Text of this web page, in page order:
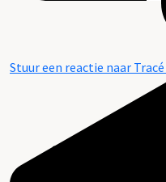
Stuur een reactie naar